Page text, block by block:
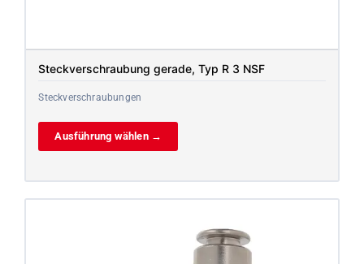
Steckverschraubung gerade, Typ R 3 NSF
Steckverschraubungen
Ausführung wählen →